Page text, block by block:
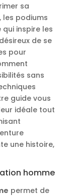
sa
les podiums
inspire les
de se
pour
sans
guide vous
idéale tout
une histoire,
homme
permet de